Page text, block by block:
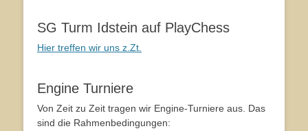
SG Turm Idstein auf PlayChess
Hier treffen wir uns z.Zt.
Engine Turniere
Von Zeit zu Zeit tragen wir Engine-Turniere aus. Das
sind die Rahmenbedingungen: